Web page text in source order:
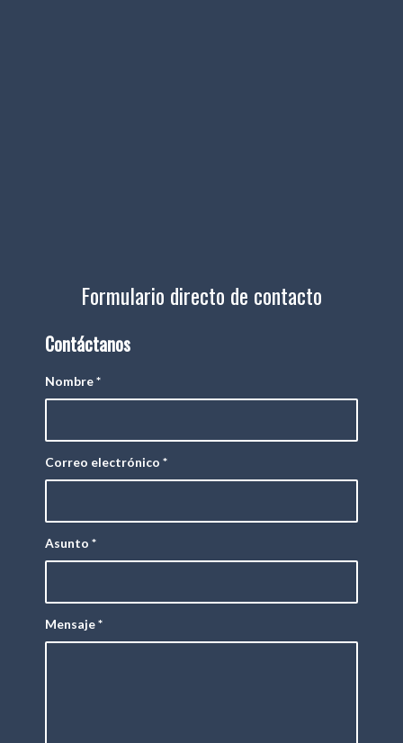
Formulario directo de contacto
Contáctanos
Nombre*
Correo electrónico *
Asunto *
Mensaje*